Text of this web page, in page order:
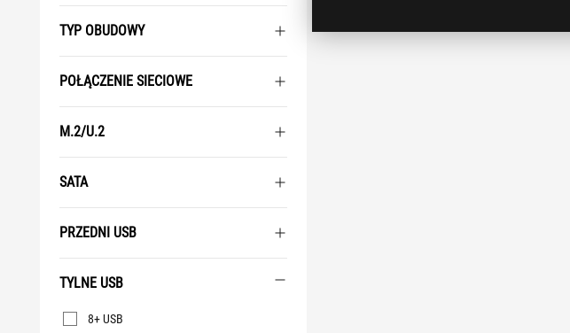
TYP OBUDOWY
POŁĄCZENIE SIECIOWE
M.2/U.2
SATA
PRZEDNI USB
TYLNE USB
Tylne
USB
8+ USB